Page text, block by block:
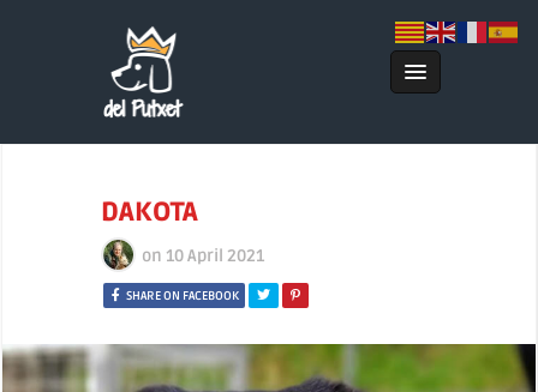
DAKOTA
on 10 April 2021
SHARE ON FACEBOOK